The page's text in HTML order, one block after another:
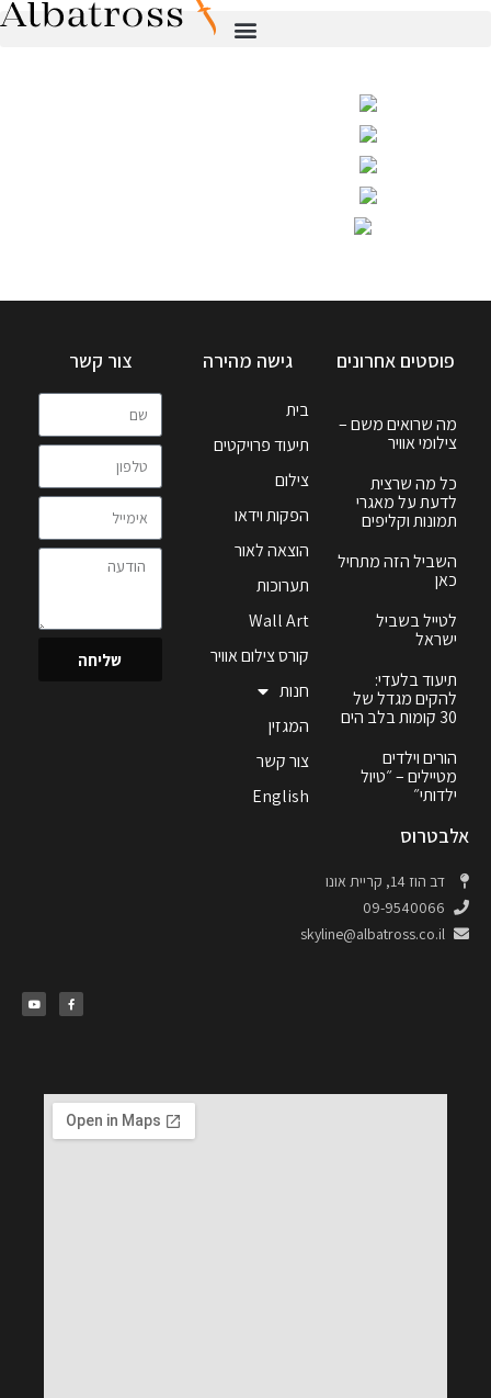
פוסטים אחרונים
מה שרואים משם –
צילומי אוויר
כל מה שרצית
לדעת על מאגרי
תמונות וקליפים
השביל הזה מתחיל
כאן
לטייל בשביל
ישראל
תיעוד בלעדי:
להקים מגדל של
30 קומות בלב הים
הורים וילדים
מטיילים – ״טיול
ילדותי״
גישה מהירה
בית
תיעוד פרויקטים
צילום
הפקות וידאו
הוצאה לאור
תערוכות
Wall Art
קורס צילום אוויר
חנות
המגזין
צור קשר
English
צור קשר
שליחה
אלבטרוס
דב הוז 14, קריית אונו
09-9540066
skyline@albatross.co.il